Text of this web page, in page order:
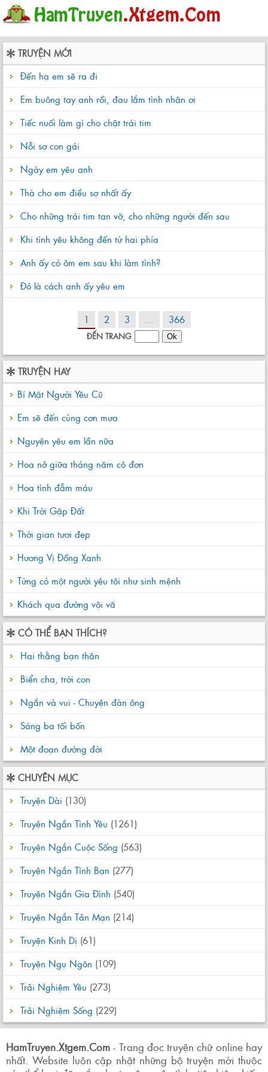
TRUYỆN MỚI
Đến hạ em sẽ ra đi
Em buông tay anh rồi, đau lắm tình nhân ơi
Tiếc nuối làm gì cho chật trái tim
Nỗi sợ con gái
Ngày em yêu anh
Thà cho em điều sợ nhất ấy
Cho những trái tim tan vỡ, cho những người đến sau
Khi tình yêu không đến từ hai phía
Anh ấy có ôm em sau khi làm tình?
Đó là cách anh ấy yêu em
1 2 3 ... 366
ĐẾN TRANG
TRUYỆN HAY
Bí Mật Người Yêu Cũ
Em sẽ đến cùng cơn mưa
Nguyện yêu em lần nữa
Hoa nở giữa tháng năm cô đơn
Hoa tình đẫm máu
Khi Trời Gặp Đất
Thời gian tươi đẹp
Hương Vị Đồng Xanh
Từng có một người yêu tôi như sinh mệnh
Khách qua đường vội vã
CÓ THỂ BẠN THÍCH?
Hai thằng bạn thân
Biển cha, trời con
Ngắn và vui - Chuyện đàn ông
Sáng ba tối bốn
Một đoạn đường đời
CHUYÊN MỤC
Truyện Dài (130)
Truyện Ngắn Tình Yêu (1261)
Truyện Ngắn Cuộc Sống (563)
Truyện Ngắn Tình Bạn (277)
Truyện Ngắn Gia Đình (540)
Truyện Ngắn Tản Mạn (214)
Truyện Kinh Dị (61)
Truyện Ngụ Ngôn (109)
Trải Nghiệm Yêu (273)
Trải Nghiệm Sống (229)
HamTruyen.Xtgem.Com - Trang đọc truyện chữ online hay
nhất. Website luôn cập nhật những bộ truyện mới thuộc